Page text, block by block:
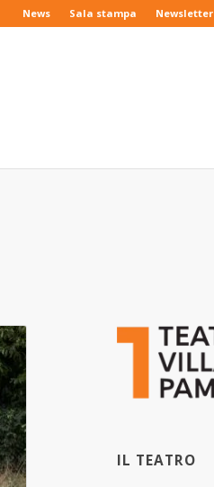
News Sala stampa Newsletter
IL TEATRO